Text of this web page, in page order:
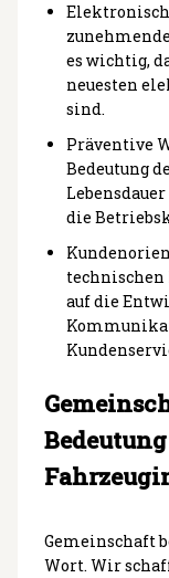
es wichtig,
neuesten
sind.
Präventive
Bedeutung
die
auf die
Gemeinschaft
Wort. Wir